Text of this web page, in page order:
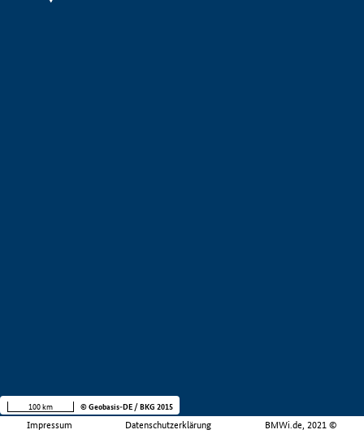
Impressum Datenschutzerklärung BMWi.de, 2021 ©
100 km © Geobasis-DE / BKG 2015